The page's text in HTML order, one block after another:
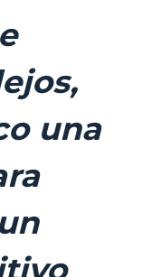
una